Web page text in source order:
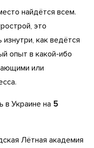
найдётся всем.
это
как ведётся
опыт в какой-ибо
или
в Украине на 5
Лётная академия